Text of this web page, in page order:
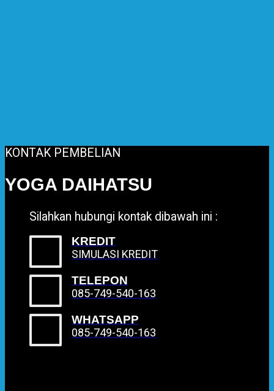
KONTAK PEMBELIAN
YOGA DAIHATSU
Silahkan hubungi kontak dibawah ini :
KREDIT
SIMULASI KREDIT
TELEPON
085-749-540-163
WHATSAPP
085-749-540-163